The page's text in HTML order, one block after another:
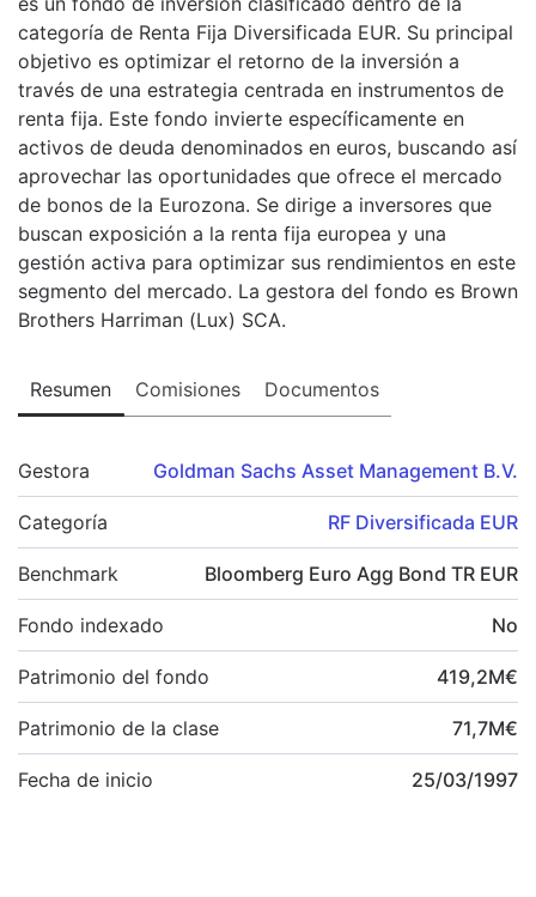
categoría de Renta Fija Diversificada EUR. Su principal
objetivo es optimizar el retorno de la inversión a
través de una estrategia centrada en instrumentos de
renta fija. Este fondo invierte específicamente en
activos de deuda denominados en euros, buscando así
aprovechar las oportunidades que ofrece el mercado
de bonos de la Eurozona. Se dirige a inversores que
buscan exposición a la renta fija europea y una
gestión activa para optimizar sus rendimientos en este
segmento del mercado. La gestora del fondo es Brown
Brothers Harriman (Lux) SCA.
Resumen Comisiones Documentos
Gestora Goldman Sachs Asset Management B.V.
Categoría RF Diversificada EUR
Benchmark Bloomberg Euro Agg Bond TR EUR
Fondo indexado No
Patrimonio del fondo 419,2M€
Patrimonio de la clase 71,7M€
Fecha de inicio 25/03/1997